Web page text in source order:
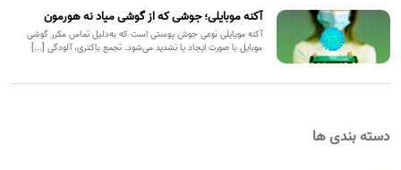
آکنه موبایلی؛ جوشی که از گوشی میاد نه هورمون
آکنه موبایلی نوعی جوش پوستی است که به‌دلیل تماس مکرر گوشی
موبایل با صورت ایجاد یا تشدید می‌شود. تجمع باکتری، آلودگی [...]
دسته بندی ها